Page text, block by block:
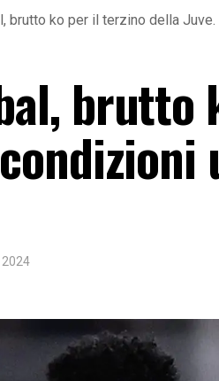
brutto ko per il terzino della
brutto